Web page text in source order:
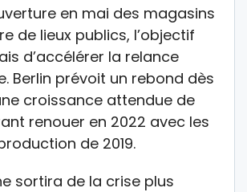
en mai des magasins
de lieux publics, l’objectif
d’accélérer la relance
Berlin prévoit un rebond dès
croissance attendue de
renouer en 2022 avec les
de 2019.
sortira de la crise plus